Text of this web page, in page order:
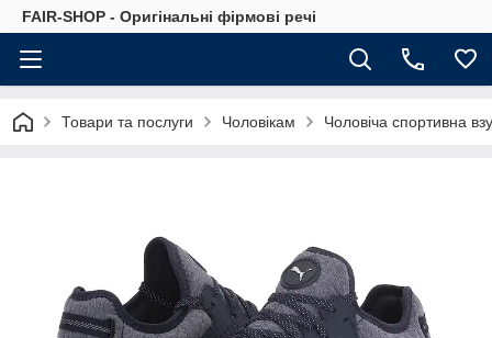
FAIR-SHOP - Оригінальні фірмові речі
Товари та послуги Чоловікам Чоловіча спортивна